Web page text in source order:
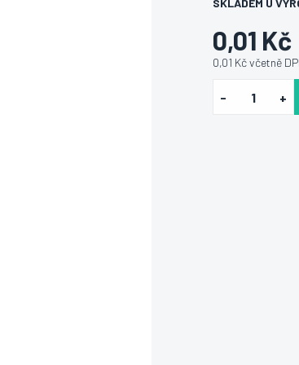
0,01 Kč
0,01 Kč včetně
SKLADEM U